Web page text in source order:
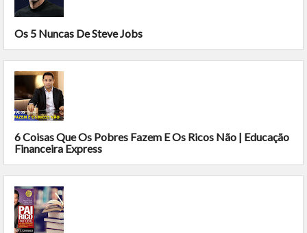
Os 5 Nuncas De Steve Jobs
6 Coisas Que Os Pobres Fazem E Os Ricos Não | Educação
Financeira Express